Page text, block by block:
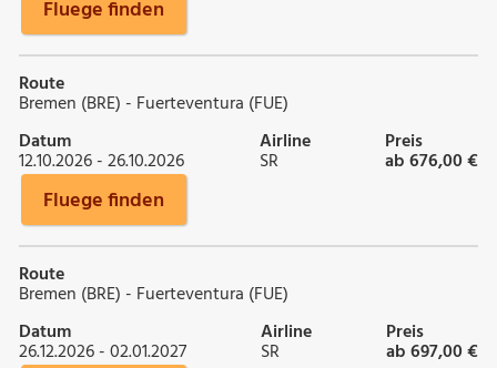
Fluege finden
Route
Bremen (BRE) - Fuerteventura (FUE)
Datum
12.10.2026 - 26.10.2026
Airline
SR
Preis
ab 676,00 €
Fluege finden
Route
Bremen (BRE) - Fuerteventura (FUE)
Datum
26.12.2026 - 02.01.2027
Airline
SR
Preis
ab 697,00 €